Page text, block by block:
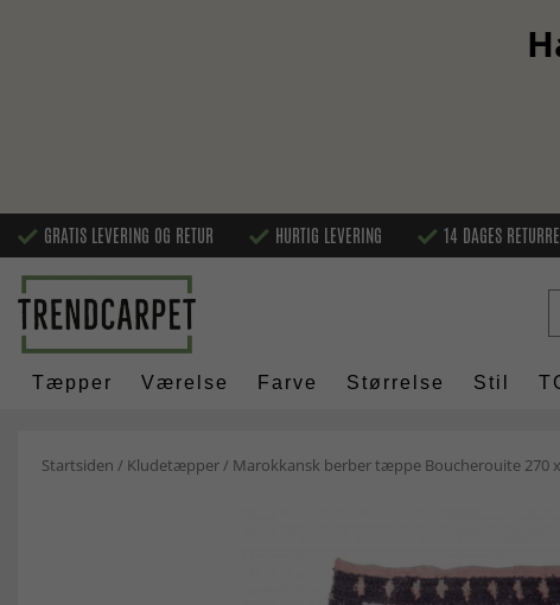
GRATIS LEVERING OG RETUR HURTIG LEVERING 14 DAGES
Tæpper Værelse Farve Størrelse Stil
Startsiden / Kludetæpper/ Marokkansk berber tæppe Boucherouite 270